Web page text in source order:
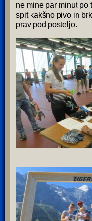
ne mine par minut po
spit kakšno pivo in
prav pod posteljo.